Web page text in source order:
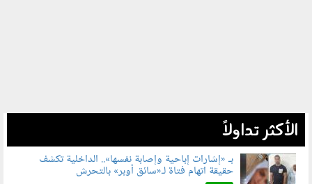
الأكثر تداولاً
060804.jpg
بـ «إشارات إباحية وإصابة نفسها».. الداخلية تكشف
حقيقة اتهام فتاة لـ«سائق أوبر» بالتحرش